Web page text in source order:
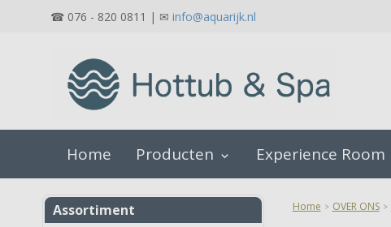
☎ 076 - 820 0811 | ✉ info@aquarijk.nl
Home Producten keyboard_arrow_down Experience Room
Assortiment Home > OVER ONS >